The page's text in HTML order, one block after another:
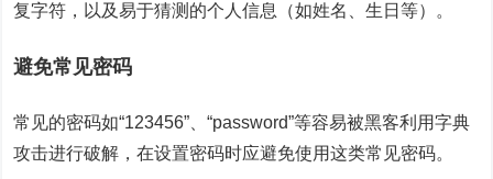
复字符，以及易于猜测的个人信息（如姓名、生日等）。
避免常见密码
常见的密码如“123456”、“password”等容易被黑客利用字典
攻击进行破解，在设置密码时应避免使用这类常见密码。